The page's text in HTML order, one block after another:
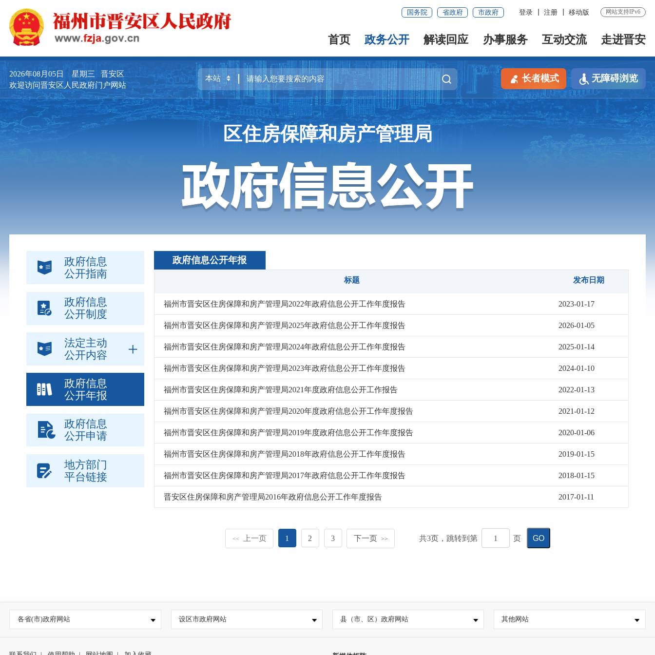
国务院 省政府 市政府 登录 注册 移动版 网站支持IPv6
首页 政务公开 解读回应 办事服务 互动交流 走进晋安
2026年08月05日 星期三 晋安区
欢迎访问晋安区人民政府门户网站
长者模式 无障碍浏览
区住房保障和房产管理局
政府信息
公开指南
政府信息
公开制度
法定主动
公开内容
政府信息
公开年报
政府信息
公开申请
地方部门
平台链接
政府信息公开年报
标题 发布日期
福州市晋安区住房保障和房产管理局2022年政府信息公开工作年度报告 2023-01-17
福州市晋安区住房保障和房产管理局2025年政府信息公开工作年度报告 2026-01-05
福州市晋安区住房保障和房产管理局2024年政府信息公开工作年度报告 2025-01-14
福州市晋安区住房保障和房产管理局2023年政府信息公开工作年度报告 2024-01-10
福州市晋安区住房保障和房产管理局2021年度政府信息公开工作报告 2022-01-13
福州市晋安区住房保障和房产管理局2020年度政府信息公开工作年度报告 2021-01-12
福州市晋安区住房保障和房产管理局2019年度政府信息公开工作年度报告 2020-01-06
福州市晋安区住房保障和房产管理局2018年政府信息公开工作年度报告 2019-01-15
福州市晋安区住房保障和房产管理局2017年政府信息公开工作年度报告 2018-01-15
晋安区住房保障和房产管理局2016年政府信息公开工作年度报告 2017-01-11
<< 上一页 1 2 3 下一页 >> 共3页， 跳转到第 页 GO
各省(市)政府网站 设区市政府网站 县（市、区）政府网站 其他网站